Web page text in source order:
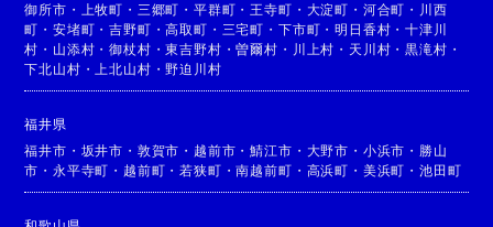
御所市 ・ 上牧町 ・ 三郷町 ・平群町 ・ 王寺町 ・ 大淀町 ・ 河合町 ・ 川西
町 ・安堵町 ・吉野町 ・高取町 ・ 三宅町 ・ 下市町 ・明日香村 ・十津川
村 ・ 山添村 ・御杖村 ・東吉野村 ・曽爾村 ・ 川上村 ・ 天川村 ・黒滝村 ・
下北山村 ・ 上北山村 ・野迫川村
福井県
福井市 ・ 坂井市 ・ 敦賀市 ・ 越前市 ・鯖江市 ・ 大野市 ・ 小浜市 ・ 勝山
市 ・永平寺町 ・ 越前町 ・若狭町 ・南越前町 ・ 高浜町 ・ 美浜町 ・ 池田町